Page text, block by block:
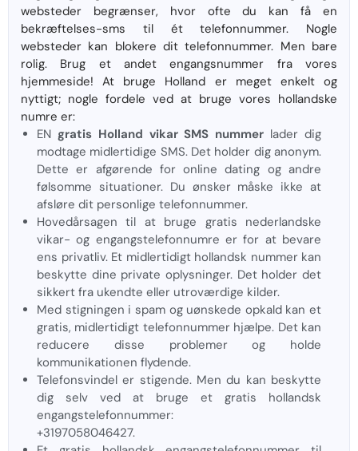
websteder begrænser, hvor ofte du kan få en
bekræftelses-sms til ét telefonnummer. Nogle
websteder kan blokere dit telefonnummer. Men bare
rolig. Brug et andet engangsnummer fra vores
hjemmeside! At bruge Holland er meget enkelt og
nyttigt; nogle fordele ved at bruge vores hollandske
numre er:
EN gratis Holland vikar SMS nummer lader dig
modtage midlertidige SMS. Det holder dig anonym.
Dette er afgørende for online dating og andre
følsomme situationer. Du ønsker måske ikke at
afsløre dit personlige telefonnummer.
Hovedårsagen til at bruge gratis nederlandske
vikar- og engangstelefonnumre er for at bevare
ens privatliv. Et midlertidigt hollandsk nummer kan
beskytte dine private oplysninger. Det holder det
sikkert fra ukendte eller utroværdige kilder.
Med stigningen i spam og uønskede opkald kan et
gratis, midlertidigt telefonnummer hjælpe. Det kan
reducere disse problemer og holde
kommunikationen flydende.
Telefonsvindel er stigende. Men du kan beskytte
dig selv ved at bruge et gratis hollandsk
engangstelefonnummer:
+3197058046427.